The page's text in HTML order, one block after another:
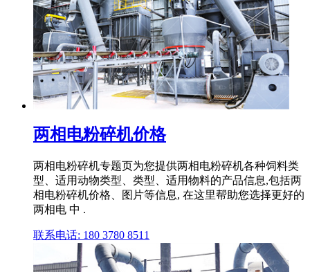
两相电粉碎机价格
两相电粉碎机专题页为您提供两相电粉碎机各种饲料类
型、适用动物类型、类型、适用物料的产品信息,包括两
相电粉碎机价格、图片等信息, 在这里帮助您选择更好的
两相电 中 .
联系电话: 180 3780 8511